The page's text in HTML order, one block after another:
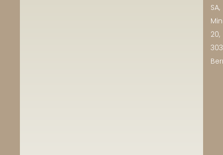
SA,
20,